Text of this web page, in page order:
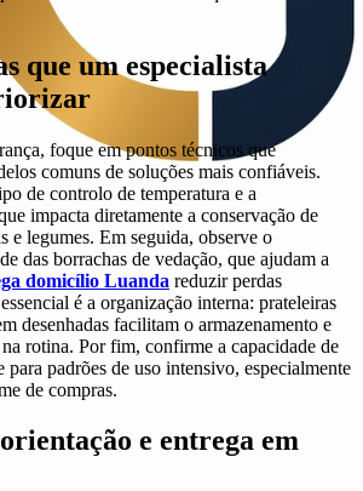
que um especialista
foque em pontos técnicos que
comuns de soluções mais confiáveis.
de controlo de temperatura e a
impacta diretamente a conservação de
e legumes. Em seguida, observe o
das borrachas de vedação, que ajudam a
domicílio Luanda reduzir perdas
é a organização interna: prateleiras
desenhadas facilitam o armazenamento e
rotina. Por fim, confirme a capacidade de
para padrões de uso intensivo, especialmente
de compras.
e entrega em